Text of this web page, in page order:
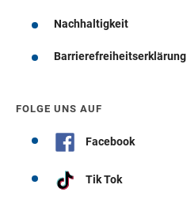
Nachhaltigkeit
Barrierefreiheitserklärung
FOLGE UNS AUF
Facebook
Tik Tok